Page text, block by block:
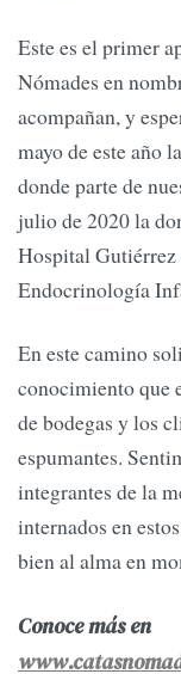
Este es el primer
Nómades en
acompañan, y
mayo de este año
donde parte de
julio de 2020 la
Hospital Gutiérrez
Endocrinología
En este camino
conocimiento que
de bodegas y los
espumantes.
integrantes de la
internados en
bien al alma en
Conoce más en